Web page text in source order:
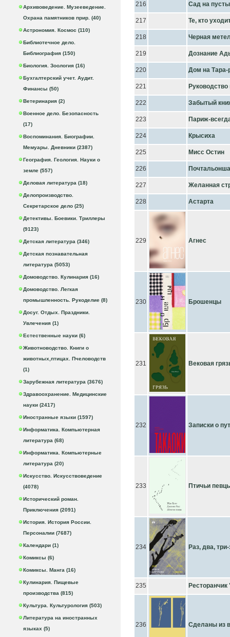
Архивоведение. Музееведение.
Охрана памятников прир. (40)
Астрономия. Космос (110)
Библиотечное дело.
Библиография (150)
Биология. Зоология (16)
Бухгалтерский учет. Аудит.
Финансы (50)
Ветеринария (2)
Военное дело. Безопасность
(17)
Воспоминания. Биографии.
Мемуары. Дневники (2387)
География. Геология. Науки о
земле (557)
Деловая литература (18)
Делопроизводство.
Секретарское дело (25)
Детективы. Боевики. Триллеры
(9123)
Детская литература (346)
Детская познавательная
литература (5053)
Домоводство. Кулинария (16)
Домоводство. Легкая
промышленность. Рукоделие (8)
Досуг. Отдых. Праздники.
Увлечения (1)
Естественные науки (6)
Животноводство. Книги о
животных,птицах. Пчеловодств
(1)
Зарубежная литература (3676)
Здравоохранение. Медицинские
науки (2417)
Иностранные языки (1597)
Информатика. Компьютерная
литература (68)
Информатика. Компьютерные
литература (20)
Искусство. Искусствоведение
(4078)
Исторический роман.
Приключения (2091)
История. История России.
Персоналии (7687)
Календари (1)
Комиксы (6)
Комиксы. Манга (16)
Кулинария. Пищевые
производства (815)
Культура. Культурология (503)
Литература на иностранных
языках (5)
216 Сад на
217 Те, кто
218 Черная
219 Дознание
220 Дом на Тара-
221
222 Забытый
223 Париж-
224 Крысиха
225 Мисс Остин
226 Почтальонша
227 Желанная
228 Астарта
229 Агнес
230 Брошенцы
231 Вековая
232 Записки о
233 Птичьи
234 Раз, два,
235 Ресторанчик
236 Сделаны из